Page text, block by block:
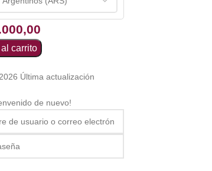
carrito
Última actualización
de nuevo!